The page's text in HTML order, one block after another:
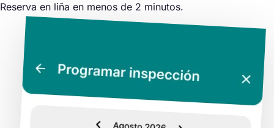
Reserva en liña en menos de 2 minutos.